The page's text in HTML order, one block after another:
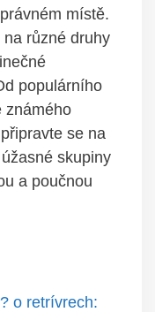
místě.
různé druhy
populárního
známého
se na
skupiny
a poučnou
o retrívrech: